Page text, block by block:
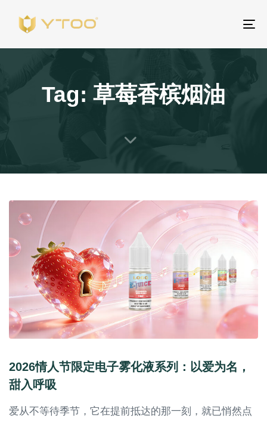
Tag: 草莓香槟烟油
2026情人节限定电子雾化液系列：以爱为名，
甜入呼吸
爱从不等待季节，它在提前抵达的那一刻，就已悄然点